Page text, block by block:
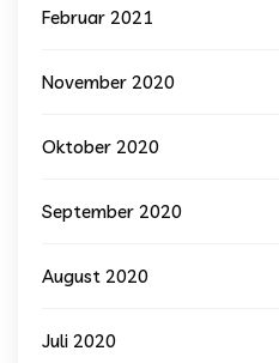
Februar 2021
November 2020
Oktober 2020
September 2020
August 2020
Juli 2020